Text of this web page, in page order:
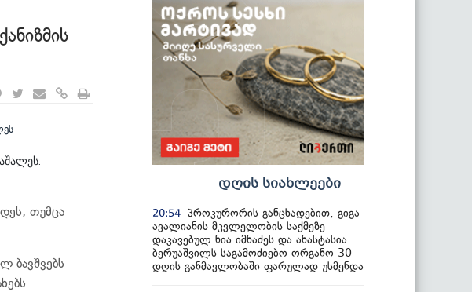
თუმცა
ბავშვებს
დღის სიახლეები
20:54 პროკურორის განცხადებით, გიგა
ავალიანის მკვლელობის საქმეზე
დაკავებულ ნია იმნაძეს და ანასტასია
ბერუაშვილს საგამოძიებო ორგანო 30
დღის განმავლობაში ფარულად უსმენდა